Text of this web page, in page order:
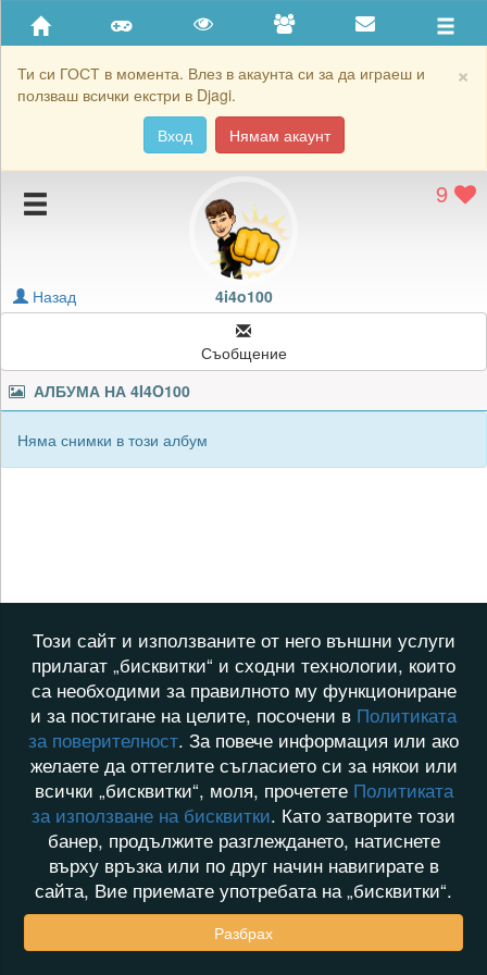
×
Ти си ГОСТ в момента. Влез в акаунта си за да играеш и
ползваш всички екстри в Djagi.
Вход
Нямам акаунт
Приятели
Хронология на игри
Подаръците на 4i4o100
Блокирай 4i4o100
9
4i4o100
Назад
Съобщение
АЛБУМА НА 4I4O100
Няма снимки в този албум
Този сайт и използваните от него външни услуги
прилагат „бисквитки“ и сходни технологии, които
са необходими за правилното му функциониране
и за постигане на целите, посочени в Политиката
за поверителност. За повече информация или ако
желаете да оттеглите съгласието си за някои или
всички „бисквитки“, моля, прочетете Политиката
за използване на бисквитки. Като затворите този
банер, продължите разглеждането, натиснете
върху връзка или по друг начин навигирате в
сайта, Вие приемате употребата на „бисквитки“.
Разбрах